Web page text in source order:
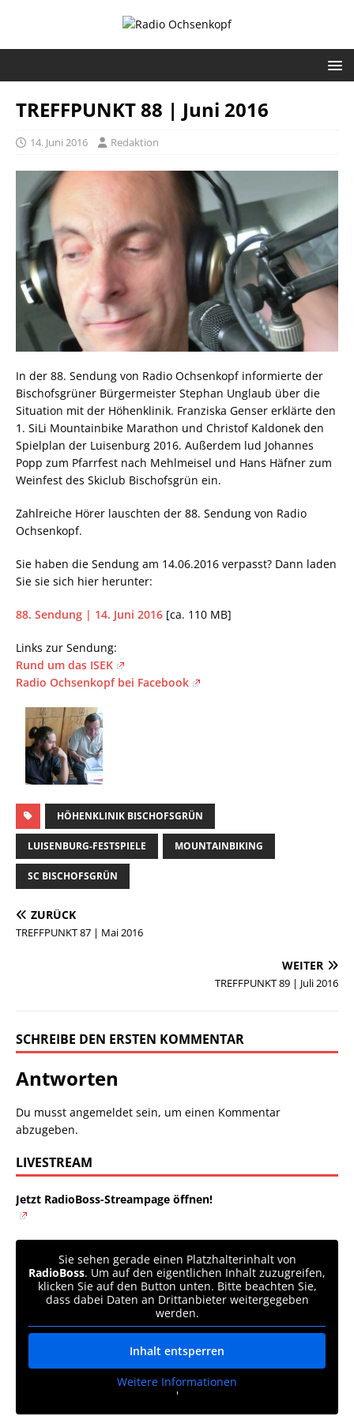
TREFFPUNKT 88 | Juni 2016
14. Juni 2016 Redaktion
In der 88. Sendung von Radio Ochsenkopf informierte der
Bischofsgrüner Bürgermeister Stephan Unglaub über die
Situation mit der Höhenklinik. Franziska Genser erklärte den
1. SiLi Mountainbike Marathon und Christof Kaldonek den
Spielplan der Luisenburg 2016. Außerdem lud Johannes
Popp zum Pfarrfest nach Mehlmeisel und Hans Häfner zum
Weinfest des Skiclub Bischofsgrün ein.
Zahlreiche Hörer lauschten der 88. Sendung von Radio
Ochsenkopf.
Sie haben die Sendung am 14.06.2016 verpasst? Dann laden
Sie sie sich hier herunter:
88. Sendung | 14. Juni 2016 [ca. 110 MB]
Links zur Sendung:
Rund um das ISEK
Radio Ochsenkopf bei Facebook
HÖHENKLINIK BISCHOFSGRÜN
LUISENBURG-FESTSPIELE MOUNTAINBIKING
SC BISCHOFSGRÜN
ZURÜCK
TREFFPUNKT 87 | Mai 2016
WEITER
TREFFPUNKT 89 | Juli 2016
SCHREIBE DEN ERSTEN KOMMENTAR
Antworten
Du musst angemeldet sein, um einen Kommentar
abzugeben.
LIVESTREAM
Jetzt RadioBoss-Streampage öffnen!
Sie sehen gerade einen Platzhalterinhalt von
RadioBoss. Um auf den eigentlichen Inhalt zuzugreifen,
klicken Sie auf den Button unten. Bitte beachten Sie,
dass dabei Daten an Drittanbieter weitergegeben
werden.
Inhalt entsperren
Weitere Informationen
'